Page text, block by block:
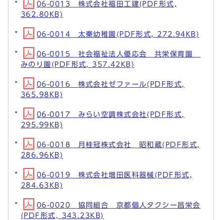
06-0013 株式会社福田工建(PDF形式,
362.80KB)
06-0014 太秦幼稚園(PDF形式, 272.94KB)
06-0015 社会福祉法人優応会 共栄保育園
みのり園(PDF形式, 357.42KB)
06-0016 株式会社ゼファール(PDF形式,
365.98KB)
06-0017 みらい空調株式会社(PDF形式,
295.99KB)
06-0018 月桂冠株式会社 昭和蔵(PDF形式,
286.96KB)
06-0019 株式会社増田医科器械(PDF形式,
284.63KB)
06-0020 協同組合 京都個人タクシー昌栄会
(PDF形式, 343.23KB)